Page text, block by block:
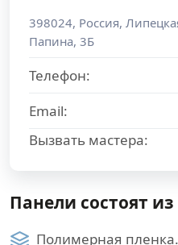
398024, Россия,
Папина, 3Б
Телефон:
Email:
Вызвать мастера:
Панели состоят из
Полимерная